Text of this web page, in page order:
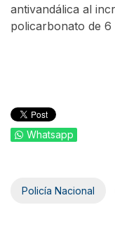
antivandálica al
policarbonato de 6
Whatsapp
Policía Nacional